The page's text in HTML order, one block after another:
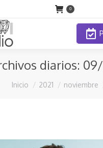
0
diarios: 09/
Estás aquí:
Inicio 2021 noviembre